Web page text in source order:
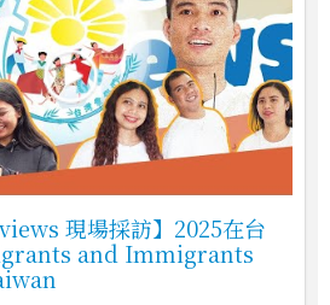
現場採訪】2025在台
and Immigrants